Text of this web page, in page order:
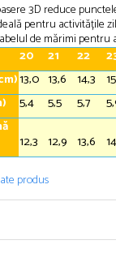
3D reduce
pentru activitățile
de mărimi pentru
20 21 22
13,0 13,6 14,3
5,4 5,5 5,7
12,3 12,9 13,6
produs